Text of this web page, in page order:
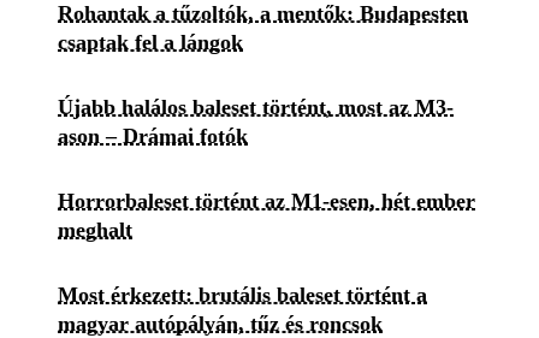
Rohantak a tűzoltók, a mentők: Budapesten
csaptak fel a lángok
Újabb halálos baleset történt, most az M3-
ason – Drámai fotók
Horrorbaleset történt az M1-esen, hét ember
meghalt
Most érkezett: brutális baleset történt a
magyar autópályán, tűz és roncsok